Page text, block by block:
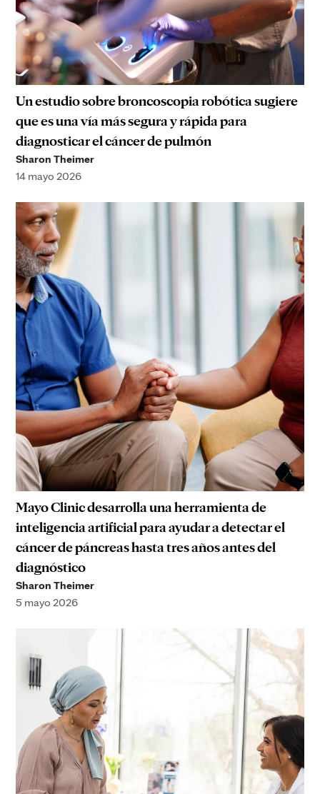
Un estudio sobre broncoscopia robótica sugiere
que es una vía más segura y rápida para
diagnosticar el cáncer de pulmón
Sharon Theimer
14 mayo 2026
Mayo Clinic desarrolla una herramienta de
inteligencia artificial para ayudar a detectar el
cáncer de páncreas hasta tres años antes del
diagnóstico
Sharon Theimer
5 mayo 2026